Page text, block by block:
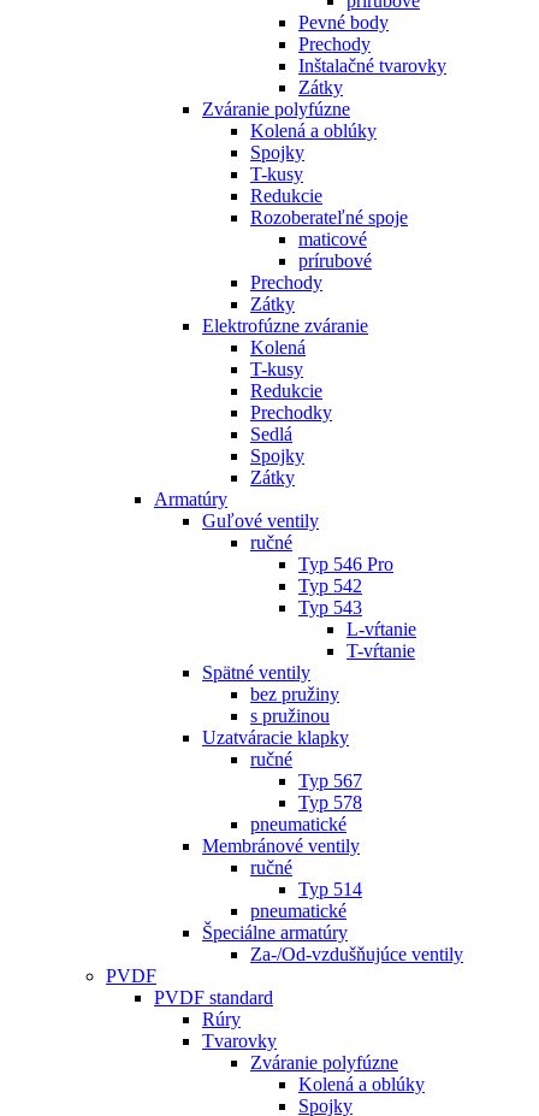
Pevné body
Prechody
Inštalačné tvarovky
Zátky
Zváranie polyfúzne
Kolená a oblúky
Spojky
T-kusy
Redukcie
Rozoberateľné spoje
maticové
prírubové
Prechody
Zátky
Elektrofúzne zváranie
Kolená
T-kusy
Redukcie
Prechodky
Sedlá
Spojky
Zátky
Armatúry
Guľové ventily
ručné
Typ 546 Pro
Typ 542
Typ 543
L-vŕtanie
T-vŕtanie
Spätné ventily
bez pružiny
s pružinou
Uzatváracie klapky
ručné
Typ 567
Typ 578
pneumatické
Membránové ventily
ručné
Typ 514
pneumatické
Špeciálne armatúry
Za-/Od-vzdušňujúce ventily
PVDF
PVDF standard
Rúry
Tvarovky
Zváranie polyfúzne
Kolená a oblúky
Spojky